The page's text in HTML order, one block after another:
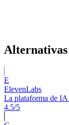
E
ElevenLabs
La plataforma de IA
4.5/5